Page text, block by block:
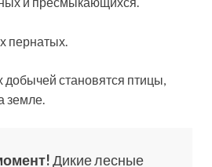
пернатых.
добычей становятся птицы,
земле.
Дикие лесные